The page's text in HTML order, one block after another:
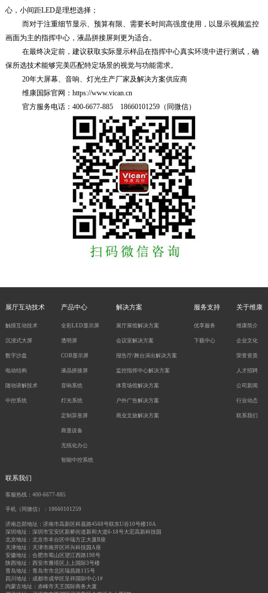
心，小间距LED是理想选择；
而对于注重细节显示、预算有限、需要长时间高强度使用，以显示视频监控
画面为主的指挥中心，液晶拼接屏则更为适合。
在最终决定前，建议获取实际显示样品在指挥中心真实环境中进行测试，确
保所选技术能够完美匹配特定场景的视觉与功能需求。
20年大屏幕、音响、灯光生产厂家及解决方案供应商
维康国际官网：https://www.vican.cn
官方服务电话：400-6677-885 18660101259（同微信）
展厅互动技术
触摸互动技术
沉浸式大屏
数字沙盘
电动结构
随动讲解技术
中控系统
产品中心
全彩LED显示屏
透明屏
COB显示屏
液晶拼接屏
音响系统
灯光系统
定制异形屏
商显设备
无纸化办公
智能中控系统
解决方案
展厅展馆解决方案
会议室解决方案
报告厅/舞台演出解决方案
监控指挥中心解决方案
体育场馆解决方案
户外广告解决方案
商业文旅解决方案
服务支持
优享服务
下载中心
关于维康
维康简介
企业文化
荣誉资质
人才招聘
公司新闻
行业动态
联系我们
联系我们
客服热线：400-6677-885
手机（同微信）：18660101259
济南总部地址：济南市高新区科嘉路4568号联东U谷10号楼10A
深圳地址：深圳市宝安区新桥街道新和大道6-18号大宏高新科技园
北京地址：北京市丰台区中瑞方正大厦B座
天津地址：天津市南开区环兴科技园A座
安徽地址：合肥市蜀山区望江西路198号
陕西地址：西安市雁塔区上上国际3号楼
青岛地址：青岛市市北区瑞昌路115号
四川地址：成都市成华区呈祥国际中心1#
内蒙古地址：赤峰市天王国际商务大厦